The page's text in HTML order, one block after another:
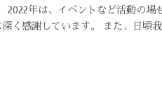
年は、イベントなど活動の場
く感謝しています。 また、日頃